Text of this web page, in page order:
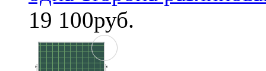
19 100руб.